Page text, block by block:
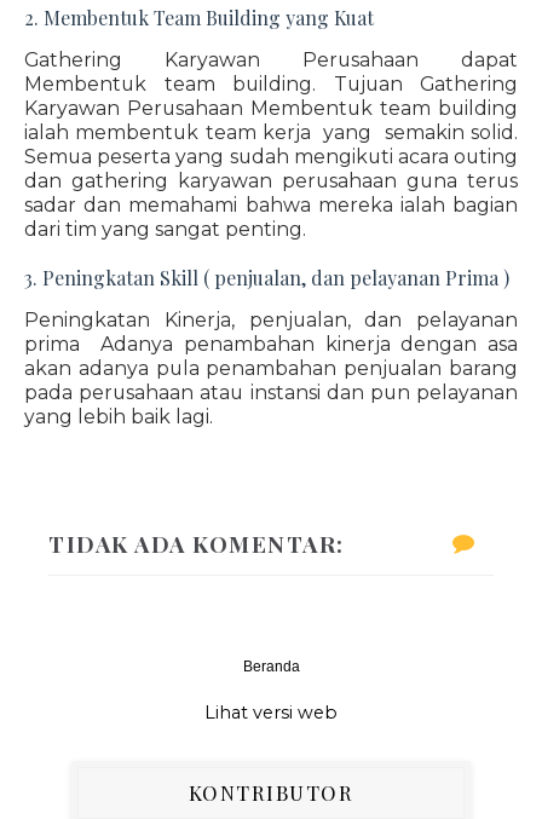
2. Membentuk Team Building yang Kuat
Gathering Karyawan Perusahaan dapat
Membentuk team building. Tujuan Gathering
Karyawan Perusahaan Membentuk team building
ialah membentuk team kerja yang semakin solid.
Semua peserta yang sudah mengikuti acara outing
dan gathering karyawan perusahaan guna terus
sadar dan memahami bahwa mereka ialah bagian
dari tim yang sangat penting.
3. Peningkatan Skill ( penjualan, dan pelayanan Prima )
Peningkatan Kinerja, penjualan, dan pelayanan
prima Adanya penambahan kinerja dengan asa
akan adanya pula penambahan penjualan barang
pada perusahaan atau instansi dan pun pelayanan
yang lebih baik lagi.
TIDAK ADA KOMENTAR:
Beranda
Lihat versi web
KONTRIBUTOR